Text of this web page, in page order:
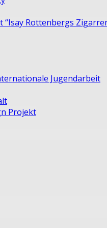
“Isay Rottenbergs
Jugendarbeit
Projekt